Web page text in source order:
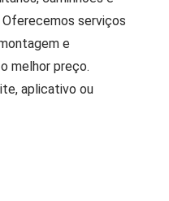
serviços
e
melhor preço.
aplicativo ou